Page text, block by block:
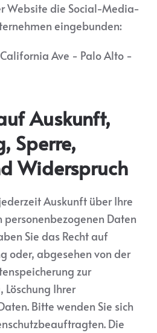
Website die Social-Media-
eingebunden:
California Ave - Palo Alto -
Auskunft,
Sperre,
Widerspruch
Auskunft über Ihre
personenbezogenen Daten
Sie das Recht auf
oder, abgesehen von der
zur
Ihrer
Bitte wenden Sie sich
Die